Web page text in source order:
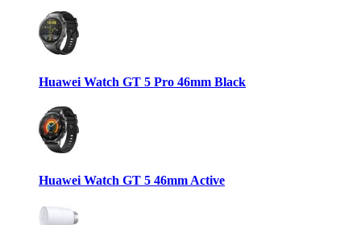
Huawei Watch GT 5 Pro 46mm Black
Huawei Watch GT 5 46mm Active